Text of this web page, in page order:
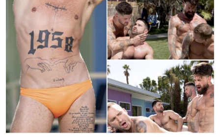
Diffusé sur la chaîne PinkX,Get A Room Toose
retrouve encore pendant 4 jours sur le sitePinkX.eu.
PinkX est aussi disponible chez tous les opérateurs
TV : Proximus, Bouygues, Canal +, Orange, Free et
SFR